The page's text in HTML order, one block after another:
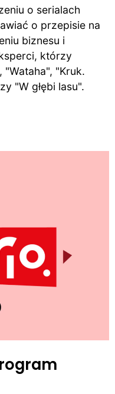
o serialach
o przepisie na
biznesu i
którzy
"Wataha", "Kruk.
"W głębi lasu".